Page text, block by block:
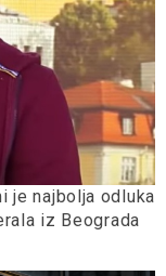
je najbolja odluka
iz Beograda